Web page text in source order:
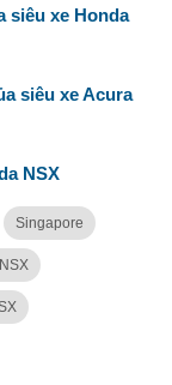
siêu xe Honda
siêu xe Acura
NSX
Singapore